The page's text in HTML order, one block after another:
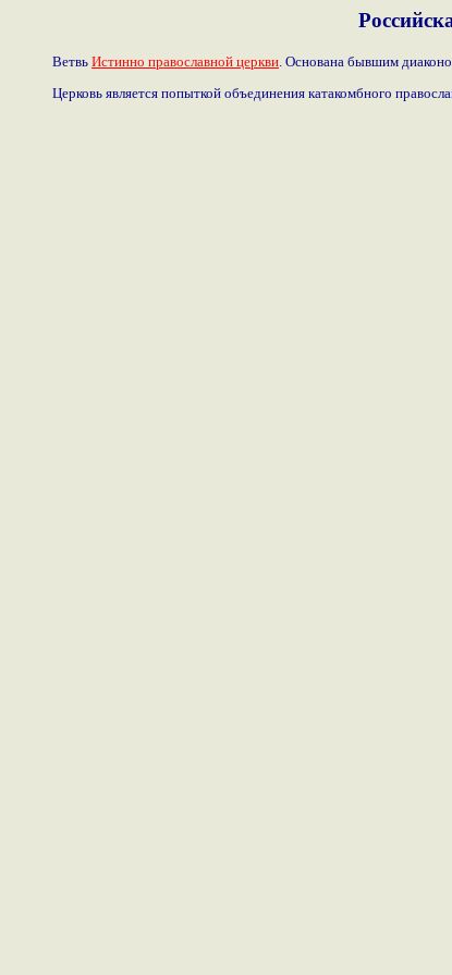
Ветвь Истинно православной церкви . Основана бывшим
Церковь является попыткой объединения катакомбного